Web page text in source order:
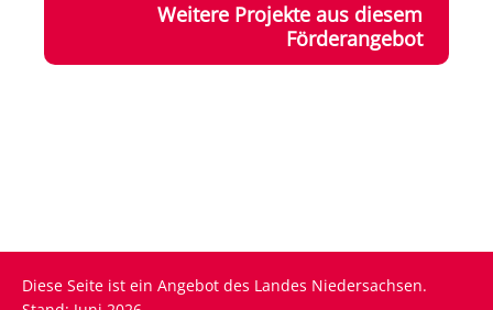
Weitere Projekte aus diesem
Förderangebot
Diese Seite ist ein Angebot des Landes Niedersachsen.